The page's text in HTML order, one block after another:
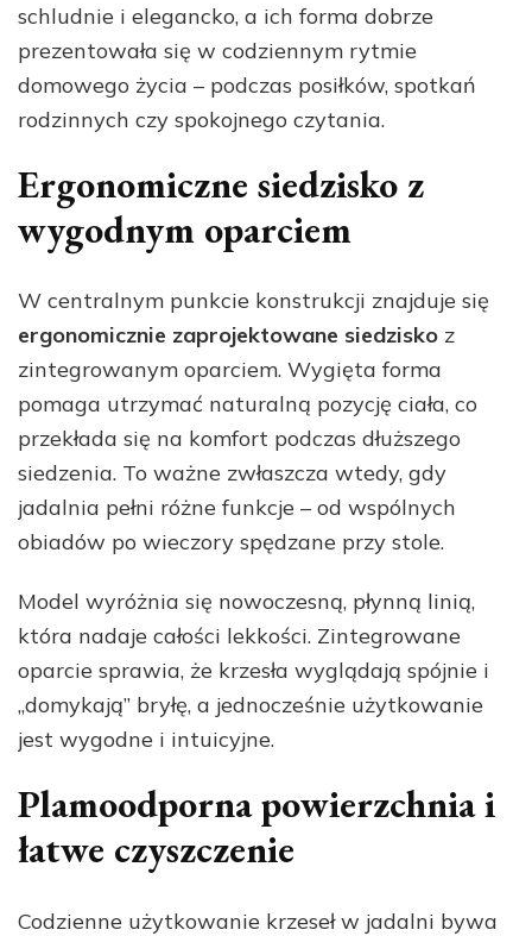
schludnie i elegancko, a ich forma dobrze
prezentowała się w codziennym rytmie
domowego życia – podczas posiłków, spotkań
rodzinnych czy spokojnego czytania.
Ergonomiczne siedzisko z
wygodnym oparciem
W centralnym punkcie konstrukcji znajduje się
ergonomicznie zaprojektowane siedzisko z
zintegrowanym oparciem. Wygięta forma
pomaga utrzymać naturalną pozycję ciała, co
przekłada się na komfort podczas dłuższego
siedzenia. To ważne zwłaszcza wtedy, gdy
jadalnia pełni różne funkcje – od wspólnych
obiadów po wieczory spędzane przy stole.
Model wyróżnia się nowoczesną, płynną linią,
która nadaje całości lekkości. Zintegrowane
oparcie sprawia, że krzesła wyglądają spójnie i
„domykają” bryłę, a jednocześnie użytkowanie
jest wygodne i intuicyjne.
Plamoodporna powierzchnia i
łatwe czyszczenie
Codzienne użytkowanie krzeseł w jadalni bywa